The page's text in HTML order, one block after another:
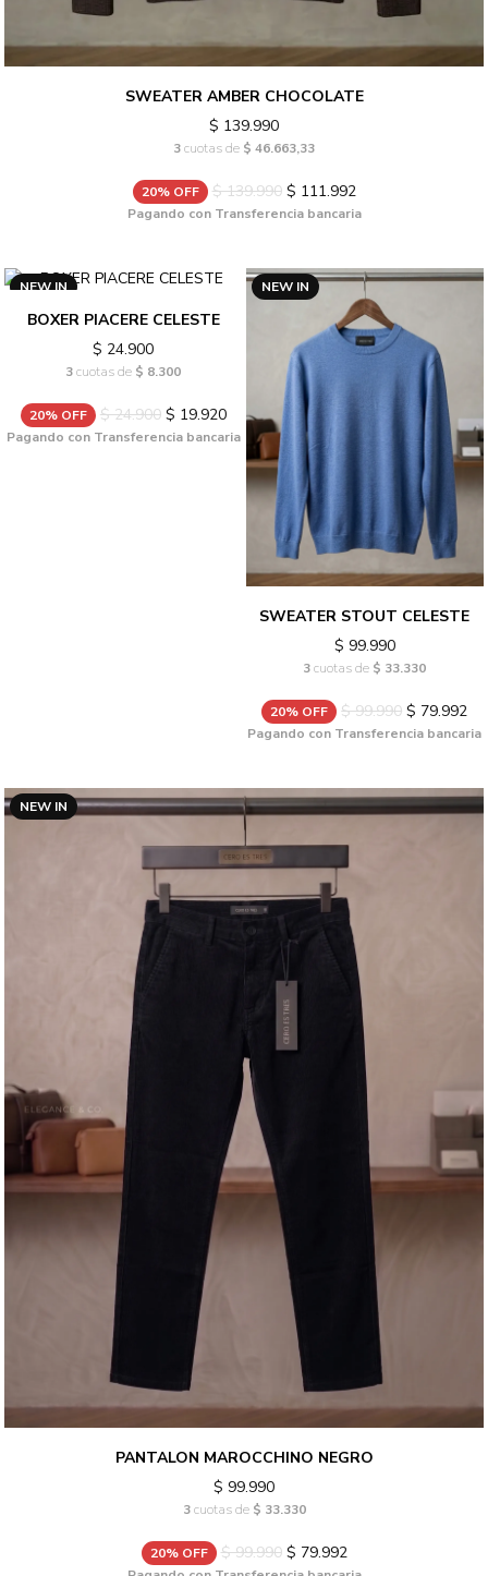
SWEATER AMBER CHOCOLATE
$ 139.990
3cuotas de $ 46.663,33
20% OFF $ 139.990$ 111.992
Pagando con Transferencia bancaria
NEW IN
BOXER PIACERE CELESTE
$ 24.900
3cuotas de $ 8.300
20% OFF $ 24.900$ 19.920
Pagando con Transferencia bancaria
NEW IN
SWEATER STOUT CELESTE
$ 99.990
3cuotas de $ 33.330
20% OFF $ 99.990 $ 79.992
Pagando con Transferencia bancaria
NEW IN
PANTALON MAROCCHINO NEGRO
$ 99.990
3cuotas de $ 33.330
20% OFF $ 99.990$ 79.992